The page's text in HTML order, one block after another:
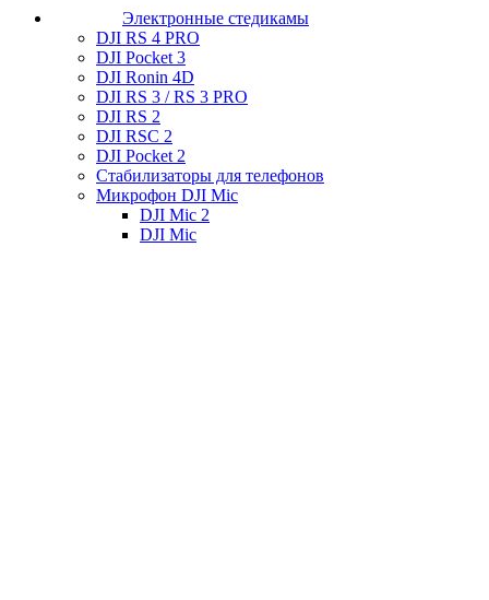
Электронные стедикамы
DJI RS 4 PRO
DJI Pocket 3
DJI Ronin 4D
DJI RS 3 / RS 3 PRO
DJI RS 2
DJI RSC 2
DJI Pocket 2
Стабилизаторы для телефонов
Микрофон DJI Mic
DJI Mic 2
DJI Mic